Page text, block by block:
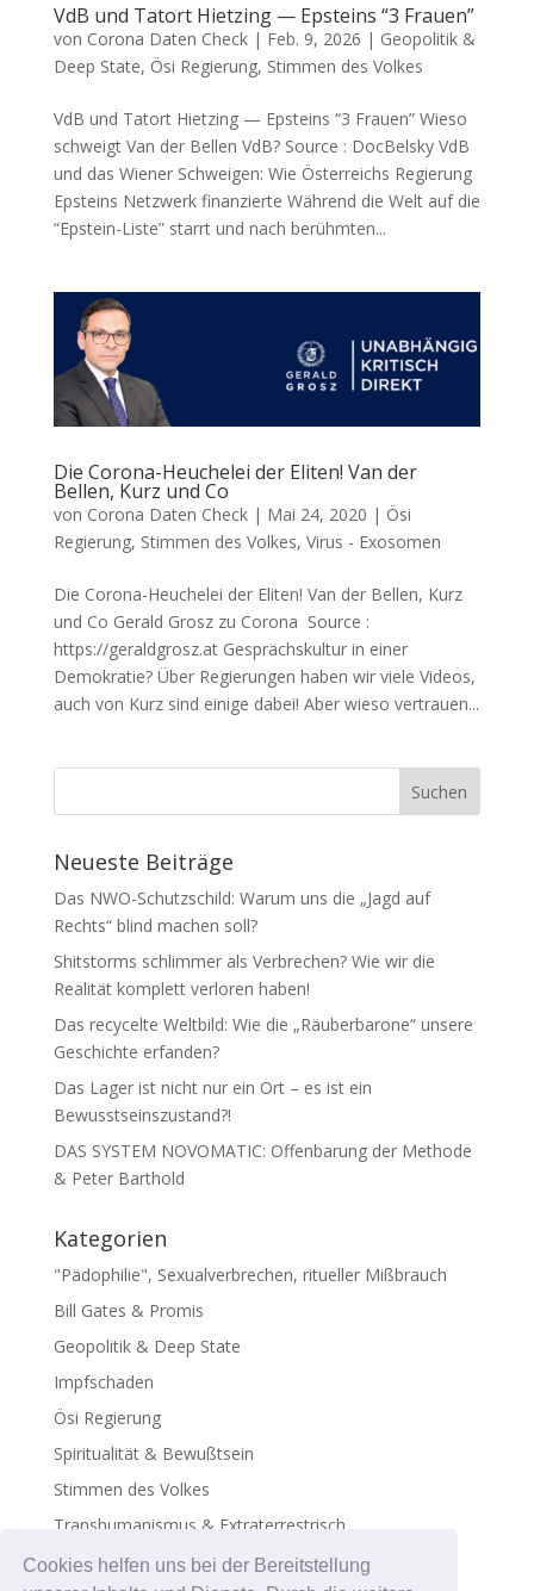
Cookies helfen uns bei der Bereitstellung
VdB und Tatort Hietzing — Epsteins “3 Frauen”
von Corona Daten Check| Feb. 9, 2026 | Geopolitik &
Deep State, Ösi Regierung, Stimmen des Volkes
VdB und Tatort Hietzing — Epsteins “3 Frauen” Wie­so
schweigt Van der Bel­len VdB? Source : DocBelsky VdB
und das Wie­ner Schwei­gen: Wie Öster­reichs Regie­rung
Epsteins Netz­werk finanzierte Wäh­rend die Welt auf die
“Epstein-Lis­te” starrt und nach berühm­ten...
Die Corona-Heuchelei der Eliten! Van der
Bellen, Kurz und Co
von Corona Daten Check| Mai 24, 2020 | Ösi
Regierung, Stimmen des Volkes, Virus - Exosomen
Die Corona-Heuchelei der Eliten! Van der Bellen, Kurz
und Co Gerald Grosz zu Corona Source :
https://geraldgrosz.at Gesprächs­kul­tur in einer
Demokratie? Über Regie­run­gen haben wir vie­le Vide­os,
auch von Kurz sind eini­ge dabei! Aber wie­so ver­trau­en...
Neueste Beiträge
Das NWO-Schutzschild: Warum uns die „Jagd auf
Rechts“ blind machen soll?
Shitstorms schlimmer als Verbrechen? Wie wir die
Realität komplett verloren haben!
Das recycelte Weltbild: Wie die „Räuberbarone“ unsere
Geschichte erfanden?
Das Lager ist nicht nur ein Ort – es ist ein
Bewusstseinszustand?!
DAS SYSTEM NOVOMATIC: Offenbarung der Methode
& Peter Barthold
Kategorien
"Pädophilie", Sexualverbrechen, ritueller Mißbrauch
Bill Gates & Promis
Geopolitik & Deep State
Impfschaden
Ösi Regierung
Spiritualität & Bewußtsein
Stimmen des Volkes
Transhumanismus & Extraterrestrisch
Virus - Exosomen